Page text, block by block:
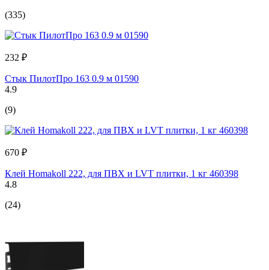
(335)
232 ₽
Стык ПилотПро 163 0.9 м 01590
4.9
(9)
670 ₽
Клей Homakoll 222, для ПВХ и LVT плитки, 1 кг 460398
4.8
(24)